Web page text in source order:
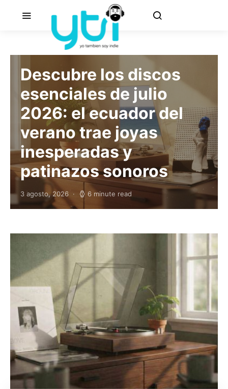
Descubre los discos
esenciales de julio
2026: el ecuador del
verano trae joyas
inesperadas y
patinazos sonoros
Posted on
3 agosto, 2026 6 minute read